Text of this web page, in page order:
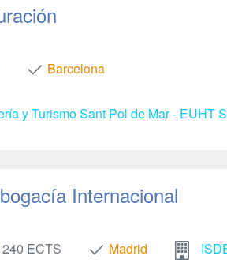
Barcelona
y Turismo Sant Pol de Mar - EUHT
Internacional
240 ECTS Madrid